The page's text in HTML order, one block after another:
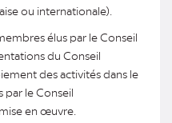
ou internationale).
élus par le Conseil
du Conseil
des activités dans le
le Conseil
en œuvre.